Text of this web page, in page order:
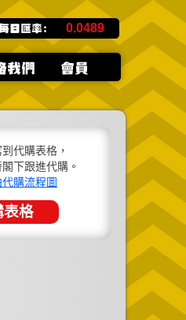
0.0489
代購表格，
下跟進代購。
購流程圖
表格